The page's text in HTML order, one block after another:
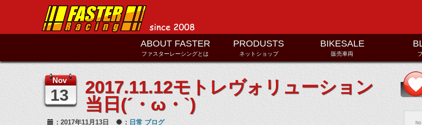
ABOUT FASTER
ファスターレーシングとは
PRODUSTS
ネットショップ
BIKESALE
販売車両
Nov
13
2017.11.12モトレヴォリューション
当日(´・ω・`)
：2017年11月13日 ： 日常 ブログ